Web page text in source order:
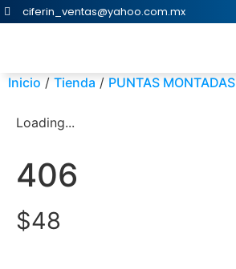
ciferin_ventas@yahoo.com.mx
Inicio / Tienda / PUNTAS MONTADAS
Loading...
406
$48